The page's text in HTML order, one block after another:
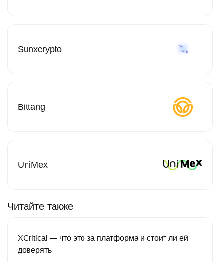
Sunxcrypto
Bittang
UniMex
Читайте также
XCritical — что это за платформа и стоит ли ей
доверять